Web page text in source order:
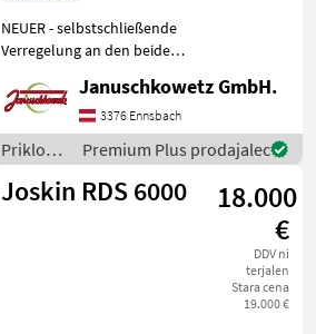
NEUER - selbstschließende
Verregelung an den beiden
für bis zu ca. 8 GVE - ca. 8-10
Tiere - K 80 oder Rockinger
Flachöse Ø 40 mm -
Januschkowetz GmbH.
3376 Ennsbach
Priklopniki
/ Joskin
Premium Plus prodajalec
Joskin RDS 6000
18.000
€
DDV ni
terjalen
Stara cena
19.000 €